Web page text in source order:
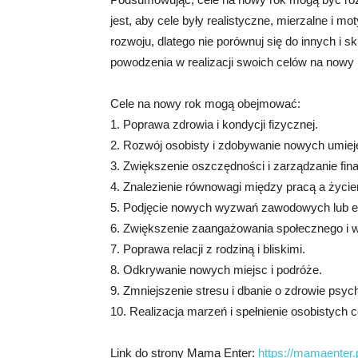
jest, aby cele były realistyczne, mierzalne i
rozwoju, dlatego nie porównuj się do innych i
powodzenia w realizacji swoich celów na nowy
Cele na nowy rok mogą obejmować:
1. Poprawa zdrowia i kondycji fizycznej.
2. Rozwój osobisty i zdobywanie nowych
3. Zwiększenie oszczędności i zarządzanie
4. Znalezienie równowagi między pracą a
5. Podjęcie nowych wyzwań zawodowych lub
6. Zwiększenie zaangażowania społecznego i
7. Poprawa relacji z rodziną i bliskimi.
8. Odkrywanie nowych miejsc i podróże.
9. Zmniejszenie stresu i dbanie o zdrowie
10. Realizacja marzeń i spełnienie osobistych
Link do strony Mama Enter: https://